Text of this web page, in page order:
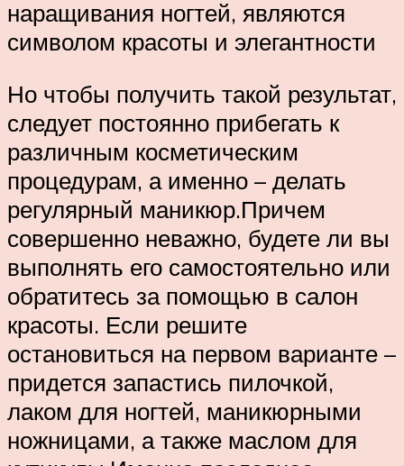
наращивания ногтей, являются
символом красоты и элегантности
Но чтобы получить такой результат,
следует постоянно прибегать к
различным косметическим
процедурам, а именно – делать
регулярный маникюр.Причем
совершенно неважно, будете ли вы
выполнять его самостоятельно или
обратитесь за помощью в салон
красоты. Если решите
остановиться на первом варианте –
придется запастись пилочкой,
лаком для ногтей, маникюрными
ножницами, а также маслом для